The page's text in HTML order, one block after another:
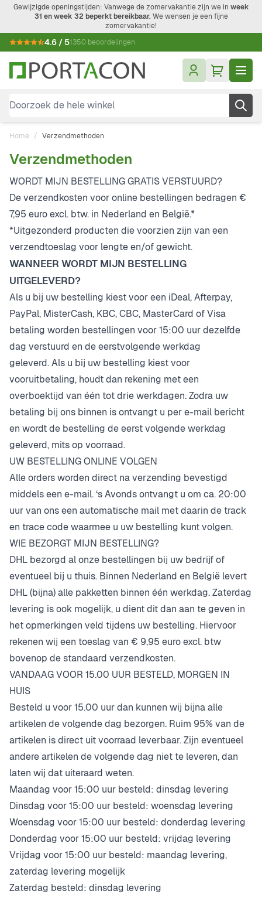
Ga naar de inhoud
Gewijzigde openingstijden: Vanwege de zomervakantie zijn we in week
31 en week 32 beperkt bereikbaar.We wensen je een fijne
zomervakantie!
4.6 / 51350 beoordelingen
Doorzoek de hele winkel
Home / Verzendmethoden
Verzendmethoden
WORDT MIJN BESTELLING GRATIS VERSTUURD?
De verzendkosten voor online bestellingen bedragen €
7,95 euro excl. btw. in Nederland en België.*
*Uitgezonderd producten die voorzien zijn van een
verzendtoeslag voor lengte en/of gewicht.
WANNEER WORDT MIJN BESTELLING
UITGELEVERD?
Als u bij uw bestelling kiest voor een iDeal, Afterpay,
PayPal, MisterCash, KBC, CBC, MasterCard of Visa
betaling worden bestellingen voor 15:00 uur dezelfde
dag verstuurd en de eerstvolgende werkdag
geleverd. Als u bij uw bestelling kiest voor
vooruitbetaling, houdt dan rekening met een
overboektijd van één tot drie werkdagen. Zodra uw
betaling bij ons binnen is ontvangt u per e-mail bericht
en wordt de bestelling de eerst volgende werkdag
geleverd, mits op voorraad.
UW BESTELLING ONLINE VOLGEN
Alle orders worden direct na verzending bevestigd
middels een e-mail. ‘s Avonds ontvangt u om ca. 20:00
uur van ons een automatische mail met daarin de track
en trace code waarmee u uw bestelling kunt volgen.
WIE BEZORGT MIJN BESTELLING?
DHL bezorgd al onze bestellingen bij uw bedrijf of
eventueel bij u thuis. Binnen Nederland en België levert
DHL (bijna) alle pakketten binnen één werkdag. Zaterdag
levering is ook mogelijk, u dient dit dan aan te geven in
het opmerkingen veld tijdens uw bestelling. Hiervoor
rekenen wij een toeslag van € 9,95 euro excl. btw
bovenop de standaard verzendkosten.
VANDAAG VOOR 15.00 UUR BESTELD, MORGEN IN
HUIS
Besteld u voor 15.00 uur dan kunnen wij bijna alle
artikelen de volgende dag bezorgen. Ruim 95% van de
artikelen is direct uit voorraad leverbaar. Zijn eventueel
andere artikelen de volgende dag niet te leveren, dan
laten wij dat uiteraard weten.
Maandag voor 15:00 uur besteld: dinsdag levering
Dinsdag voor 15:00 uur besteld: woensdag levering
Woensdag voor 15:00 uur besteld: donderdag levering
Donderdag voor 15:00 uur besteld: vrijdag levering
Vrijdag voor 15:00 uur besteld: maandag levering,
zaterdag levering mogelijk
Zaterdag besteld: dinsdag levering